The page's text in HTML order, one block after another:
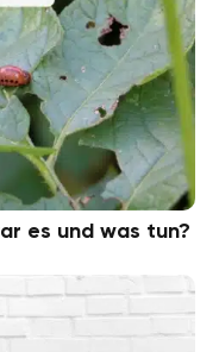
es und was tun?